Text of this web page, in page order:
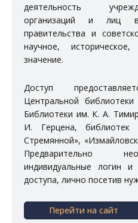
деятельность
организаций и лиц
правительства и
научное,
значение.
Доступ
Центральной
Библиотеки им. К. А.
И. Герцена, библиотек
Стремянной»,
Предварительно
индивидуальные логин
доступа, лично посетив
Перейти на сайт